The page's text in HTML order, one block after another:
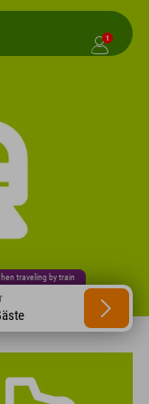
1
traveling by train